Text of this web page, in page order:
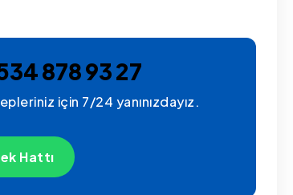
878 93 27
için 7/24 yanınızdayız.
Hattı